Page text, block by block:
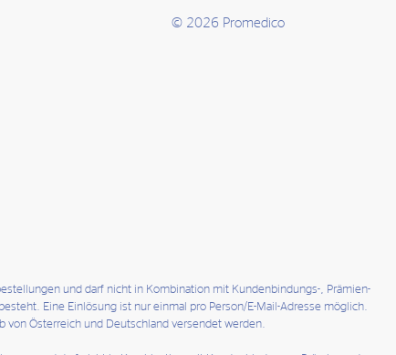
© 2026 Promedico
und darf nicht in Kombination mit Kundenbindungs-, Prämien-
Eine Einlösung ist nur einmal pro Person/E-Mail-Adresse möglich.
Österreich und Deutschland versendet werden.